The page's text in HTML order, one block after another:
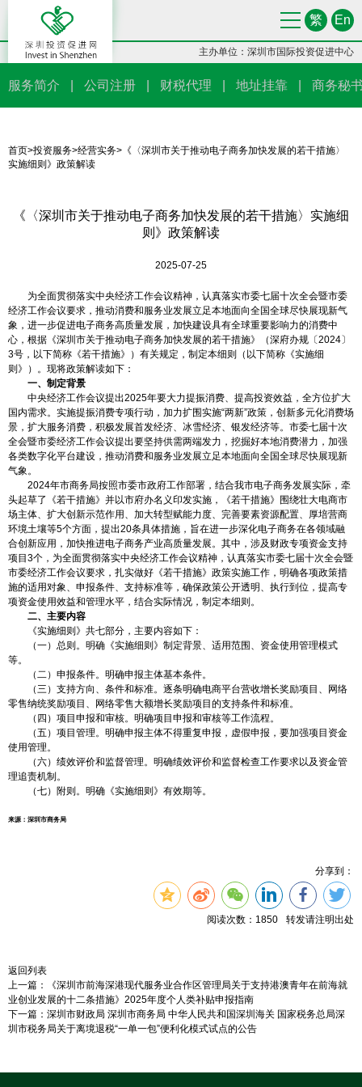
繁 En
主办单位：深圳市国际投资促进中心
服务简介 公司注册 财税代理 地址挂靠 商务秘
首页>投资服务>经营实务>《〈深圳市关于推动电子商务加快发展的若干措施〉
实施细则》政策解读
《〈深圳市关于推动电子商务加快发展的若干措施〉实施细
则》政策解读
2025-07-25
为全面贯彻落实中央经济工作会议精神，认真落实市委七届十次全会暨市委
经济工作会议要求，推动消费和服务业发展立足本地面向全国全球尽快展现新气
象，进一步促进电子商务高质量发展，加快建设具有全球重要影响力的消费中
心，根据《深圳市关于推动电子商务加快发展的若干措施》（深府办规〔2024〕
3号，以下简称《若干措施》）有关规定，制定本细则（以下简称《实施细
则》）。现将政策解读如下：
一、制定背景
中央经济工作会议提出2025年要大力提振消费、提高投资效益，全方位扩大
国内需求。实施提振消费专项行动，加力扩围实施“两新”政策，创新多元化消费场
景，扩大服务消费，积极发展首发经济、冰雪经济、银发经济等。市委七届十次
全会暨市委经济工作会议提出要坚持供需两端发力，挖掘好本地消费潜力，加强
各类数字化平台建设，推动消费和服务业发展立足本地面向全国全球尽快展现新
气象。
2024年市商务局按照市委市政府工作部署，结合我市电子商务发展实际，牵
头起草了《若干措施》并以市府办名义印发实施，《若干措施》围绕壮大电商市
场主体、扩大创新示范作用、加大转型赋能力度、完善要素资源配置、厚培营商
环境土壤等5个方面，提出20条具体措施，旨在进一步深化电子商务在各领域融
合创新应用，加快推进电子商务产业高质量发展。其中，涉及财政专项资金支持
项目3个，为全面贯彻落实中央经济工作会议精神，认真落实市委七届十次全会暨
市委经济工作会议要求，扎实做好《若干措施》政策实施工作，明确各项政策措
施的适用对象、申报条件、支持标准等，确保政策公开透明、执行到位，提高专
项资金使用效益和管理水平，结合实际情况，制定本细则。
二、主要内容
《实施细则》共七部分，主要内容如下：
（一）总则。明确《实施细则》制定背景、适用范围、资金使用管理模式
等。
（二）申报条件。明确申报主体基本条件。
（三）支持方向、条件和标准。逐条明确电商平台营收增长奖励项目、网络
零售纳统奖励项目、网络零售大额增长奖励项目的支持条件和标准。
（四）项目申报和审核。明确项目申报和审核等工作流程。
（五）项目管理。明确申报主体不得重复申报，虚假申报，要加强项目资金
使用管理。
（六）绩效评价和监督管理。明确绩效评价和监督检查工作要求以及资金管
理追责机制。
（七）附则。明确《实施细则》有效期等。
来源：深圳市商务局
分享到：
阅读次数：1850 转发请注明出处
返回列表
上一篇：《深圳市前海深港现代服务业合作区管理局关于支持港澳青年在前海就
业创业发展的十二条措施》2025年度个人类补贴申报指南
下一篇：深圳市财政局 深圳市商务局 中华人民共和国深圳海关 国家税务总局深
圳市税务局关于离境退税“一单一包”便利化模式试点的公告